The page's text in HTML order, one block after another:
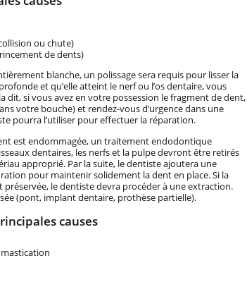
ou chute)
de dents)
blanche, un polissage sera requis pour lisser la
et qu’elle atteint le nerf ou l’os dentaire, vous
dit, si vous avez en votre possession le fragment de dent,
votre bouche) et rendez-vous d’urgence dans une
pourra l’utiliser pour effectuer la réparation.
est endommagée, un traitement endodontique
dentaires, les nerfs et la pulpe devront être retirés
approprié. Par la suite, le dentiste ajoutera une
pour maintenir solidement la dent en place. Si la
le dentiste devra procéder à une extraction.
(pont, implant dentaire, prothèse partielle).
causes
mastication